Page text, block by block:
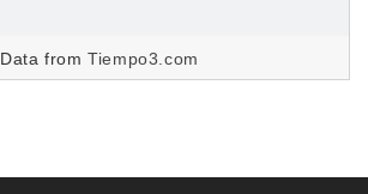
Data fromTiempo3.com